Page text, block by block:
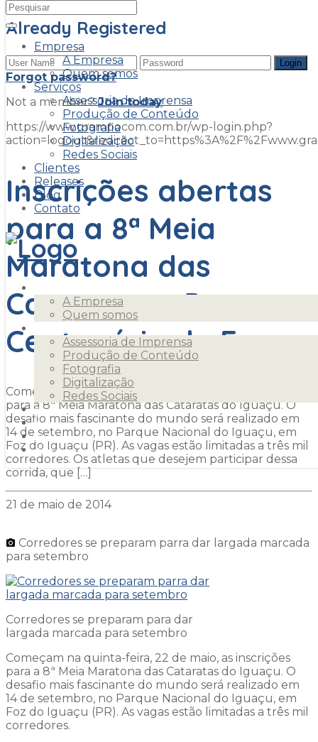
Empresa
A Empresa
Quem somos
Serviços
Assessoria de Imprensa
Produção de Conteúdo
Fotografia
Digitalização
Redes Sociais
Clientes
Releases
Blog
Contato
A Empresa
Quem somos
Assessoria de Imprensa
Produção de Conteúdo
Fotografia
Digitalização
Redes Sociais
Clientes
Releases
Blog
Contato
Already Registered
Forgot password?
Not a member?Join today
https://www.grampocom.com.br/wp-login.php?
Inscrições abertas
para a 8ª Meia
Maratona das
Cataratas – Prova
Centenário de Foz
Começam na quinta-feira, 22 de maio, as inscrições
para a 8ª Meia Maratona das Cataratas do Iguaçu. O
desafio mais fascinante do mundo será realizado em
14 de setembro, no Parque Nacional do Iguaçu, em
Foz do Iguaçu (PR). As vagas estão limitadas a três mil
corredores. Os atletas que desejem participar dessa
corrida, que […]
21 de maio de 2014
Corredores se preparam parra dar largada marcada
para setembro
Corredores se preparam para dar
largada marcada para setembro
Começam na quinta-feira, 22 de maio, as inscrições
para a 8ª Meia Maratona das Cataratas do Iguaçu. O
desafio mais fascinante do mundo será realizado em
14 de setembro, no Parque Nacional do Iguaçu, em
Foz do Iguaçu (PR). As vagas estão limitadas a três mil
corredores.